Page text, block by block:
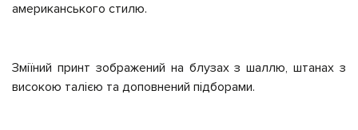
американського стилю.
Зміїний принт зображений на блузах з шаллю, штанах з
високою талією та доповнений підборами.